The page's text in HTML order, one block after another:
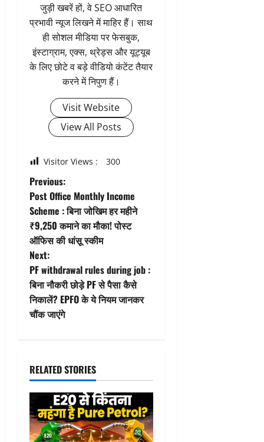
जुड़ी खबरें हों, वे SEO आधारित
प्रभावी न्यूज लिखने में माहिर हैं। साथ
ही सोशल मीडिया पर फेसबुक,
इंस्टाग्राम, एक्स, थ्रेड्स और यूट्यूब
के लिए छोटे व बड़े वीडियो कंटेंट तैयार
करने में निपुण हैं।
Visit Website
View All Posts
Visitor Views : 300
P
o
s
t
n
a
i
g
a
t
Previous:
Post Office Monthly Income
Scheme : बिना जोखिम हर महीने
₹9,250 कमाने का मौका! पोस्ट
ऑफिस की धांसू स्कीम
Next:
PF withdrawal rules during job :
बिना नौकरी छोड़े PF से पैसा कैसे
निकालें? EPFO के ये नियम जानकर
चौंक जाएंगे
RELATED STORIES